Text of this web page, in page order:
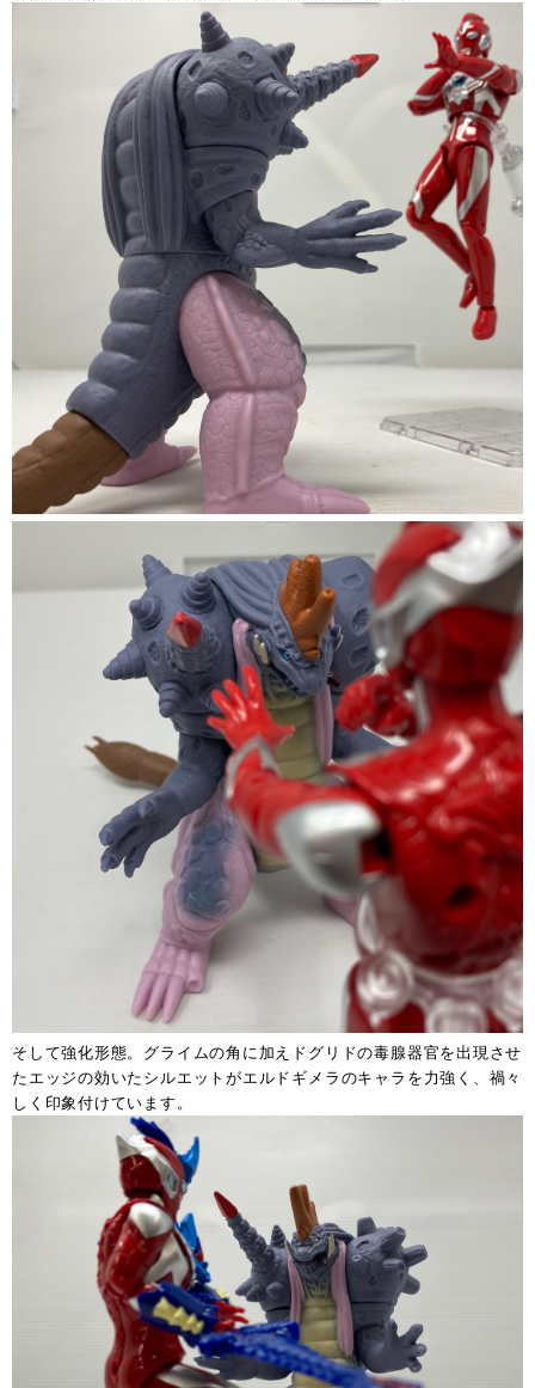
そして強化形態。グライムの角に加えドグリドの毒腺器官を出現させ
たエッジの効いたシルエットがエルドギメラのキャラを力強く、禍々
しく印象付けています。